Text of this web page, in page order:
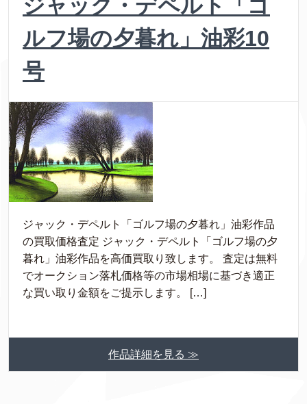
ジャック・デペルト「ゴ
ルフ場の夕暮れ」油彩10
号
ジャック・デペルト「ゴルフ場の夕暮れ」油彩作品
の買取価格査定 ジャック・デペルト「ゴルフ場の夕
暮れ」油彩作品を高価買取り致します。 査定は無料
でオークション落札価格等の市場相場に基づき適正
な買い取り金額をご提示します。 […]
作品詳細を見る ≫